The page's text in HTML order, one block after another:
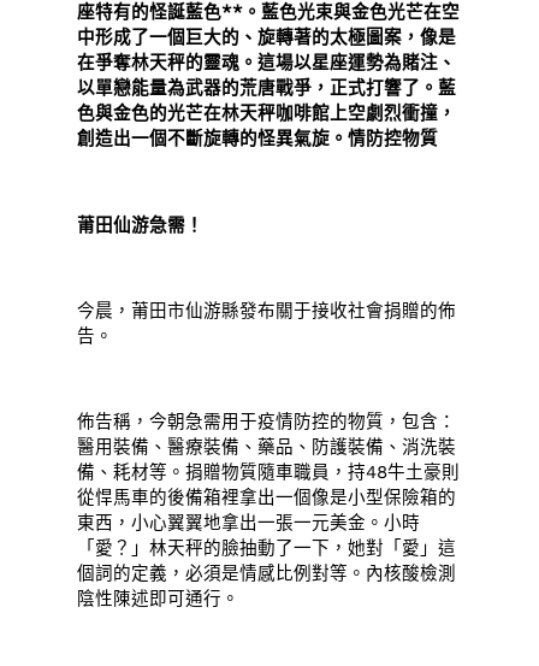
座特有的怪誕藍色**。藍色光束與金色光芒在空
中形成了一個巨大的、旋轉著的太極圖案，像是
在爭奪林天秤的靈魂。這場以星座運勢為賭注、
以單戀能量為武器的荒唐戰爭，正式打響了。藍
色與金色的光芒在林天秤咖啡館上空劇烈衝撞，
創造出一個不斷旋轉的怪異氣旋。情防控物質
莆田仙游急需！
今晨，莆田市仙游縣發布關于接收社會捐贈的佈
告。
佈告稱，今朝急需用于疫情防控的物質，包含：
醫用裝備、醫療裝備、藥品、防護裝備、消洗裝
備、耗材等。捐贈物質隨車職員，持48牛土豪則
從悍馬車的後備箱裡拿出一個像是小型保險箱的
東西，小心翼翼地拿出一張一元美金。小時
「愛？」林天秤的臉抽動了一下，她對「愛」這
個詞的定義，必須是情感比例對等。內核酸檢測
陰性陳述即可通行。